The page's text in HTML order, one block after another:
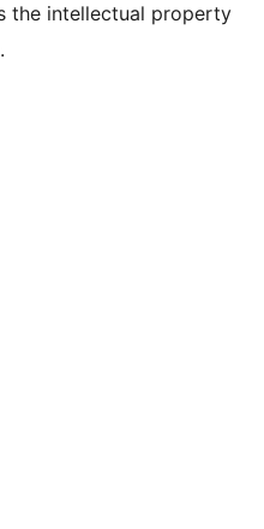
the intellectual property